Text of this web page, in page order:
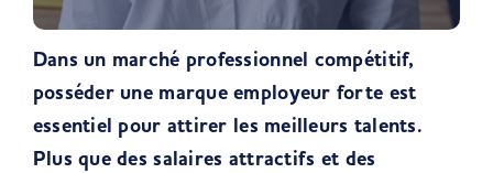
Dans un marché professionnel compétitif,
posséder une marque employeur forte est
essentiel pour attirer les meilleurs talents.
Plus que des salaires attractifs et des